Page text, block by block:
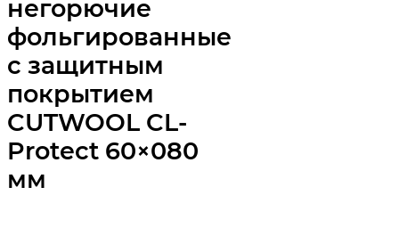
негорючие
фольгированные
с защитным
покрытием
CUTWOOL CL-
Protect 60×080
мм